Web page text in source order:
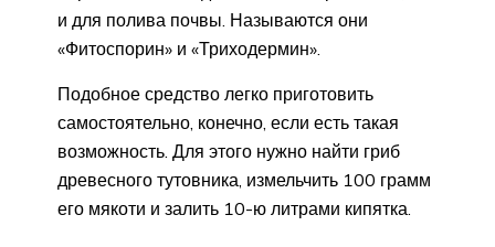
и для полива почвы. Называются они
«Фитоспорин» и «Триходермин».
Подобное средство легко приготовить
самостоятельно, конечно, если есть такая
возможность. Для этого нужно найти гриб
древесного тутовника, измельчить 100 грамм
его мякоти и залить 10-ю литрами кипятка.